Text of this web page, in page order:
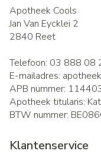
Apotheek Cools
Jan Van Eycklei 2
2840 Reet
Telefoon: 03 888 08
E-mailadres:
APB nummer:
Apotheek titularis:
BTW nummer:
Klantenservice